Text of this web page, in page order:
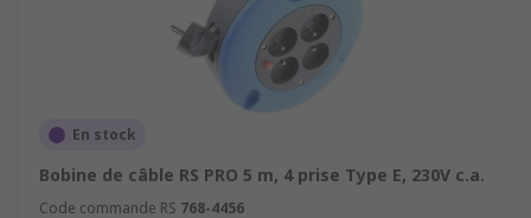
En stock
Bobine de câble RS PRO 5 m, 4 prise Type E, 230V c.a.
Code commande RS 768-4456